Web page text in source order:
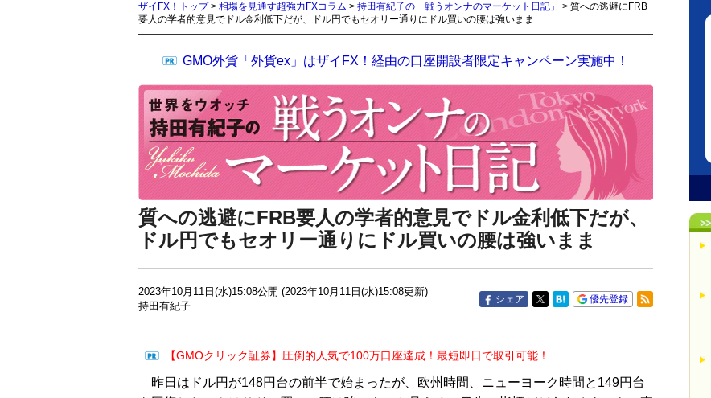
ザイFX！トップ> 相場を見通す超強力FXコラム > 持田有紀子の「戦うオンナのマーケット日記」
> 質への逃避にFRB
要人の学者的意見でドル金利低下だが、ドル円でもセオリー通りにドル買いの腰は強いまま
GMO外貨「外貨ex」はザイFX！経由の口座開設者限定キャンペーン実施中！
質への逃避にFRB要人の学者的意見でドル金利低下だが、
ドル円でもセオリー通りにドル買いの腰は強いまま
2023年10月11日(水)15:08公開 (2023年10月11日(水)15:08更新)
持田有紀子
シェア 優先登録
【GMOクリック証券】圧倒的人気で100万口座達成！最短即日で取引可能！
昨日はドル円が148円台の前半で始まったが、欧州時間、ニューヨーク時間と149円台